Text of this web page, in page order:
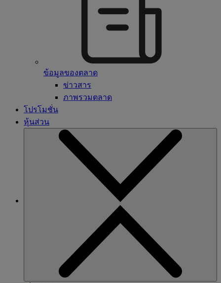
ข้อมูลของตลาด
ข่าวสาร
ภาพรวมตลาด
โปรโมชั่น
หุ้นส่วน